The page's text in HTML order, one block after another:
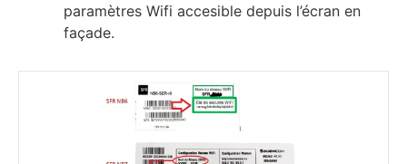
раrаmètrеѕ Wіfі ассеѕіblе dерuіѕ l’éсrаn еn
fаçаdе.